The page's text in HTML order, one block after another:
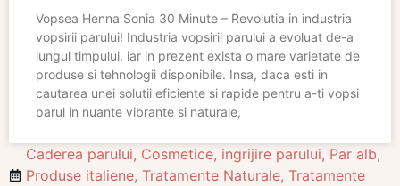
Vopsea Henna Sonia 30 Minute – Revolutia in industria
vopsirii parului! Industria vopsirii parului a evoluat de-a
lungul timpului, iar in prezent exista o mare varietate de
produse si tehnologii disponibile. Insa, daca esti in
cautarea unei solutii eficiente si rapide pentru a-ti vopsi
parul in nuante vibrante si naturale,
Caderea parului, Cosmetice, ingrijire parului, Par alb,
Produse italiene, Tratamente Naturale, Tratamente